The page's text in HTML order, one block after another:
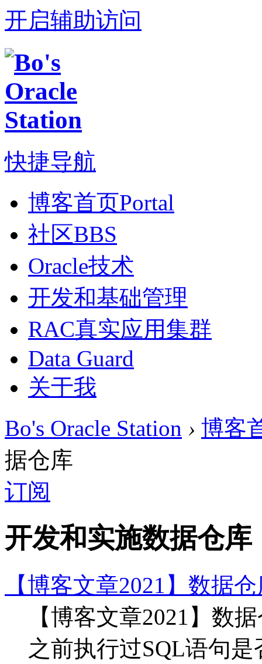
开启辅助访问
快捷导航
博客首页Portal
社区BBS
Oracle技术
开发和基础管理
RAC真实应用集群
Data Guard
关于我
Bo's Oracle Station › 博客
据仓库
订阅
开发和实施数据仓库
【博客文章2021】数据
【博客文章2021】数
之前执行过SQL语句